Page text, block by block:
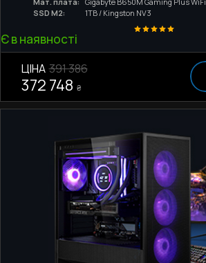
SSD M2:
1TB / Kingston NV3
Є в наявності
ЦІНА 391 386
372 748 ₴